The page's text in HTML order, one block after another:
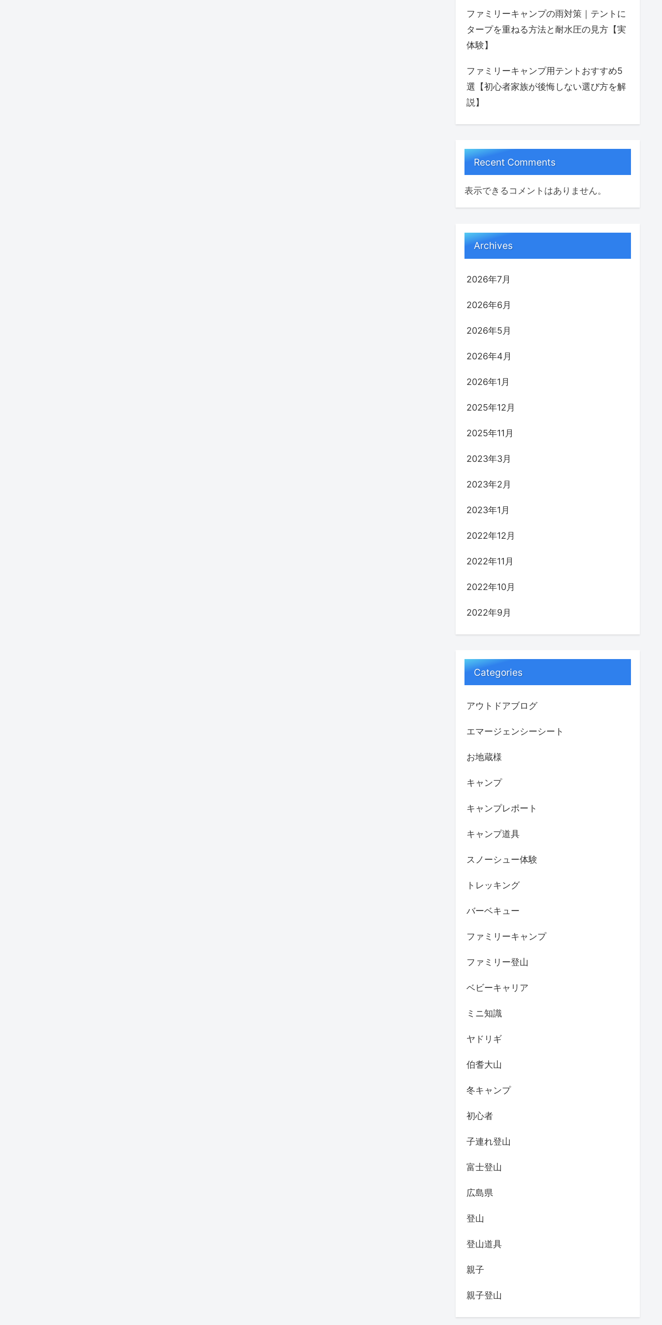
ファミリーキャンプの雨対策｜テントに
タープを重ねる方法と耐水圧の見方【実
体験】
ファミリーキャンプ用テントおすすめ5
選【初心者家族が後悔しない選び方を解
説】
Recent Comments
表示できるコメントはありません。
Archives
2026年7月
2026年6月
2026年5月
2026年4月
2026年1月
2025年12月
2025年11月
2023年3月
2023年2月
2023年1月
2022年12月
2022年11月
2022年10月
2022年9月
Categories
アウトドアブログ
エマージェンシーシート
お地蔵様
キャンプ
キャンプレポート
キャンプ道具
スノーシュー体験
トレッキング
バーベキュー
ファミリーキャンプ
ファミリー登山
ベビーキャリア
ミニ知識
ヤドリギ
伯耆大山
冬キャンプ
初心者
子連れ登山
富士登山
広島県
登山
登山道具
親子
親子登山